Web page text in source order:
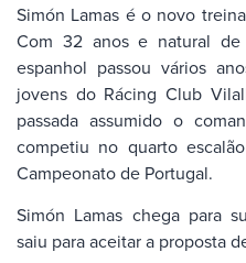
Simón Lamas é o novo
Com 32 anos e natural de
espanhol passou vários
jovens do Rácing Club
passada assumido o
competiu no quarto
Campeonato de Portugal.
Simón Lamas chega para
saiu para aceitar a proposta